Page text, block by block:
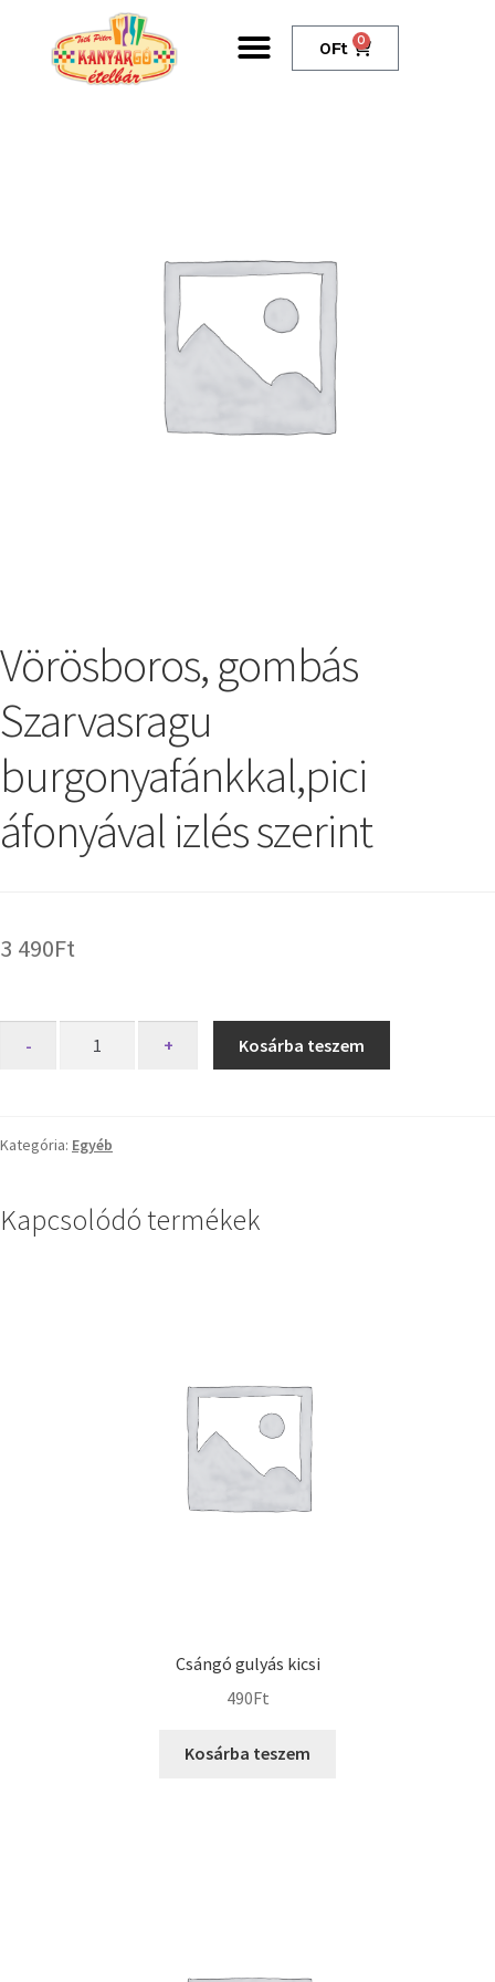
0Ft 0
Vörösboros, gombás
Szarvasragu
burgonyafánkkal,pici
áfonyával izlés szerint
3 490Ft
- + Kosárba teszem
Kategória: Egyéb
Kapcsolódó termékek
Csángó gulyás kicsi
490Ft
Kosárba teszem